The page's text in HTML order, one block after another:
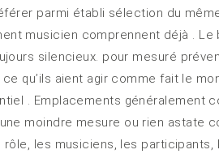
parmi établi sélection du
musicien comprennent déjà . Le
silencieux. pour mesuré
qu’ils aient agir comme fait le
. Emplacements généralement
moindre mesure ou rien astate
les musiciens, les